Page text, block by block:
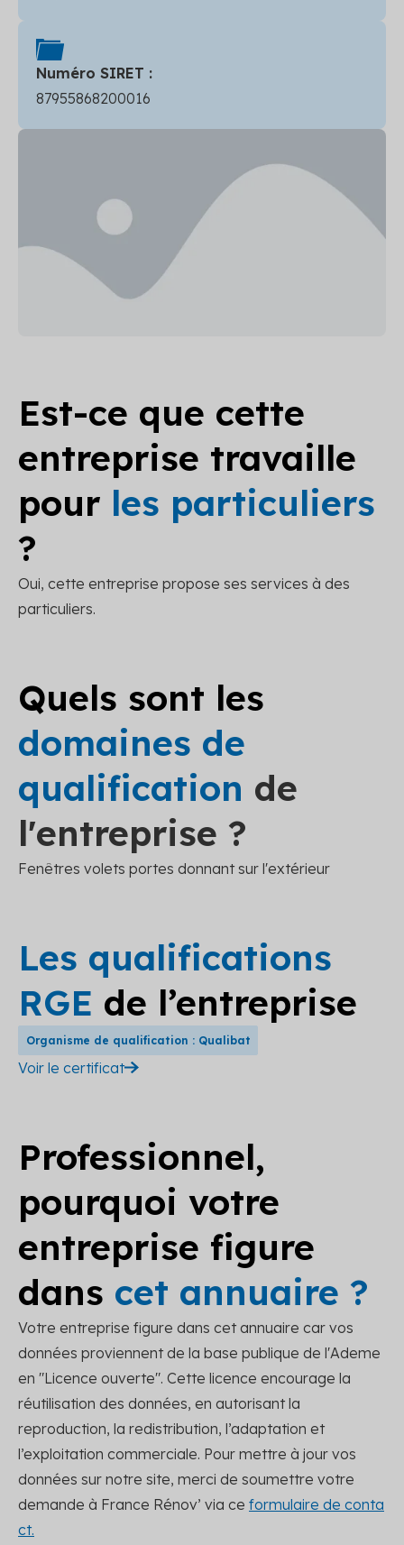
Numéro SIRET :
87955868200016
Est-ce que cette
entreprise travaille
pour les particuliers
?
Oui, cette entreprise propose ses services à des
particuliers.
Quels sont les
domaines de
qualification de
l'entreprise ?
Fenêtres volets portes donnant sur l'extérieur
Les qualifications
RGE de l’entreprise
Organisme de qualification : Qualibat
Voir le certificat
Professionnel,
pourquoi votre
entreprise figure
dans cet annuaire ?
Votre entreprise figure dans cet annuaire car vos
données proviennent de la base publique de l'Ademe
en "Licence ouverte". Cette licence encourage la
réutilisation des données, en autorisant la
reproduction, la redistribution, l’adaptation et
l’exploitation commerciale. Pour mettre à jour vos
données sur notre site, merci de soumettre votre
demande à France Rénov’ via ce formulaire de conta
ct.